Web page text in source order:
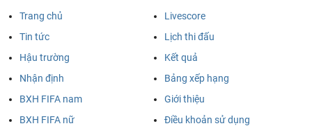
Trang chủ
Tin tức
Hậu trường
Nhận định
Livescore
Lịch thi đấu
Kết quả
Bảng xếp hạng
BXH FIFA nam
BXH FIFA nữ
Giới thiệu
Điều khoản sử dụng